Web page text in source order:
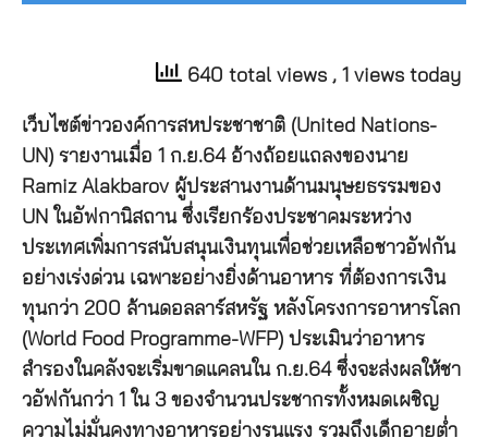
640 total views , 1 views today
เว็บไซต์ข่าวองค์การสหประชาชาติ (United Nations-
UN) รายงานเมื่อ 1 ก.ย.64 อ้างถ้อยแถลงของนาย
Ramiz Alakbarov ผู้ประสานงานด้านมนุษยธรรมของ
UN ในอัฟกานิสถาน ซึ่งเรียกร้องประชาคมระหว่าง
ประเทศเพิ่มการสนับสนุนเงินทุนเพื่อช่วยเหลือชาวอัฟกัน
อย่างเร่งด่วน เฉพาะอย่างยิ่งด้านอาหาร ที่ต้องการเงิน
ทุนกว่า 200 ล้านดอลลาร์สหรัฐ หลังโครงการอาหารโลก
(World Food Programme-WFP) ประเมินว่าอาหาร
สำรองในคลังจะเริ่มขาดแคลนใน ก.ย.64 ซึ่งจะส่งผลให้ชา
วอัฟกันกว่า 1 ใน 3 ของจำนวนประชากรทั้งหมดเผชิญ
ความไม่มั่นคงทางอาหารอย่างรุนแรง รวมถึงเด็กอายุต่ำ